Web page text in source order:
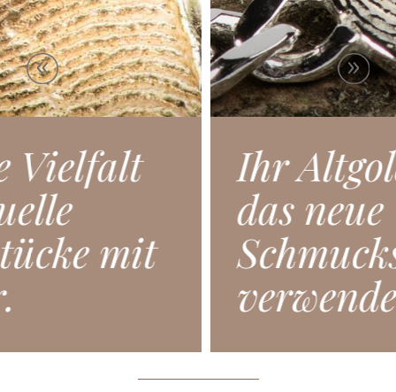
Ihr Altgold kann für
das neue
Schmuckstück
verwendet werden.